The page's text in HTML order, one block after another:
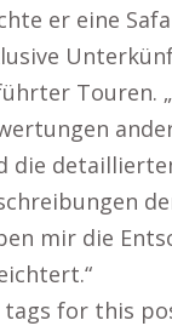
er eine
Touren.
die
mir die
tags for this